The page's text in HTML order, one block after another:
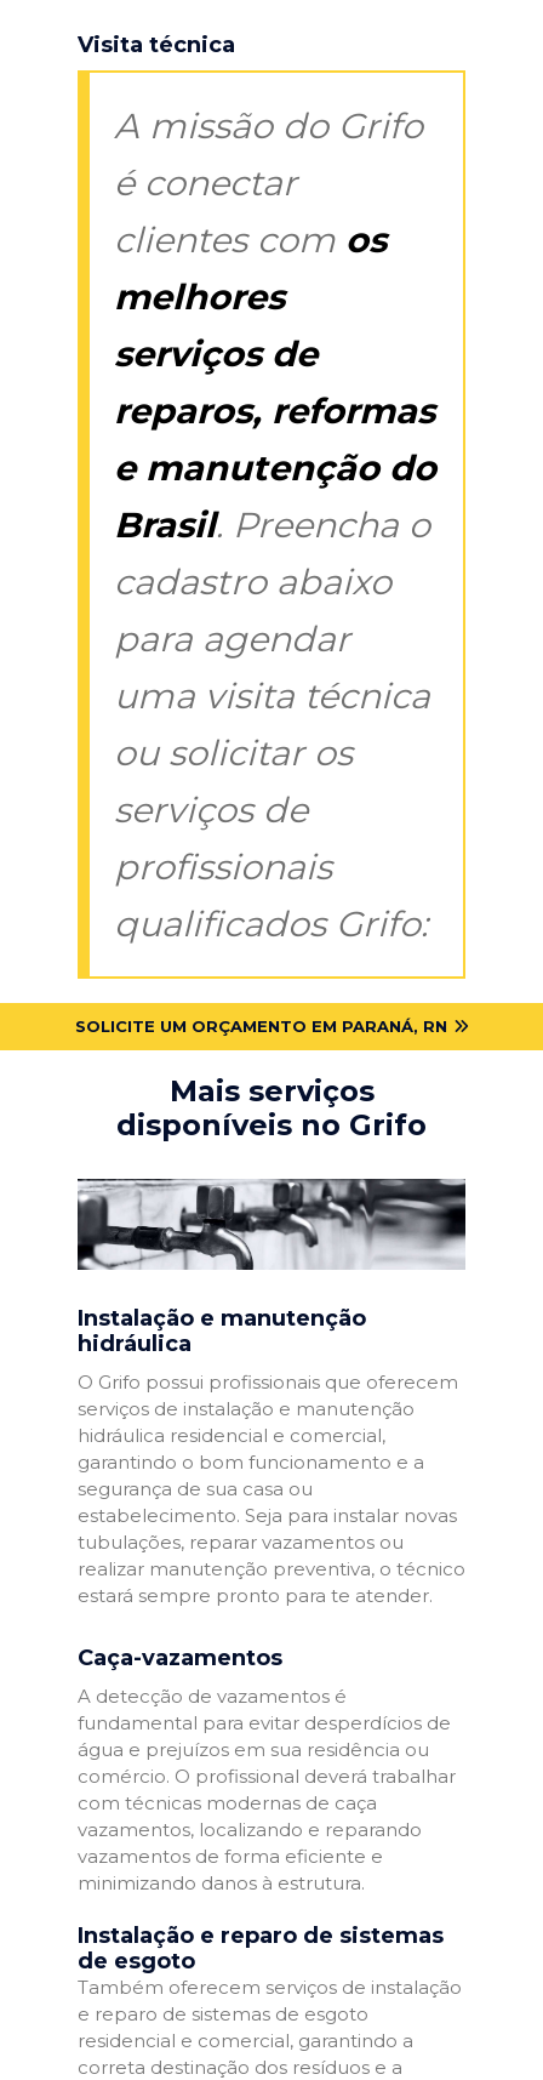
Visita técnica
A missão do Grifo
é conectar
clientes com os
melhores
serviços de
reparos, reformas
e manutenção do
Brasil. Preencha o
cadastro abaixo
para agendar
uma visita técnica
ou solicitar os
serviços de
profissionais
qualificados Grifo:
SOLICITE UM ORÇAMENTO EM PARANÁ, RN
Mais serviços
disponíveis no Grifo
Instalação e manutenção
hidráulica
O Grifo possui profissionais que oferecem
serviços de instalação e manutenção
hidráulica residencial e comercial,
garantindo o bom funcionamento e a
segurança de sua casa ou
estabelecimento. Seja para instalar novas
tubulações, reparar vazamentos ou
realizar manutenção preventiva, o técnico
estará sempre pronto para te atender.
Caça-vazamentos
A detecção de vazamentos é
fundamental para evitar desperdícios de
água e prejuízos em sua residência ou
comércio. O profissional deverá trabalhar
com técnicas modernas de caça
vazamentos, localizando e reparando
vazamentos de forma eficiente e
minimizando danos à estrutura.
Instalação e reparo de sistemas
de esgoto
Também oferecem serviços de instalação
e reparo de sistemas de esgoto
residencial e comercial, garantindo a
correta destinação dos resíduos e a